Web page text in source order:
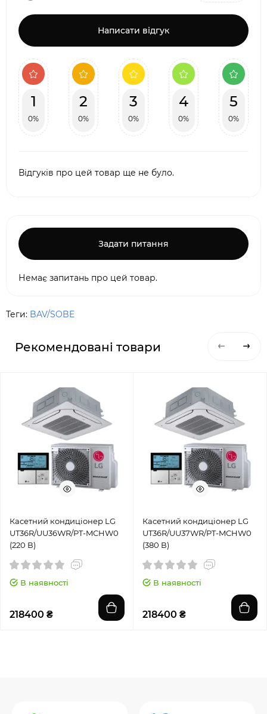
Написати відгук
1
0%
2
0%
3
0%
4
0%
5
0%
Відгуків про цей товар ще не було.
Задати питання
Немає запитань про цей товар.
Теги: BAV/SOBE
Рекомендовані товари
Касетний кондиціонер LG
UT36R/UU36WR/PT-MCHW0
(220 В)
В наявності
218400 ₴
Касетний кондиціонер LG
UT36R/UU37WR/PT-MCHW0
(380 В)
В наявності
218400 ₴